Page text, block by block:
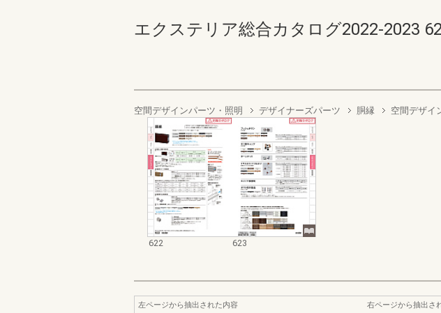
エクステリア総合カタログ2022-2023
空間デザインパーツ・照明 デザイナーズパーツ 胴縁 空間デザイ
622 623
左ページから抽出された内容
右ページから抽出さ